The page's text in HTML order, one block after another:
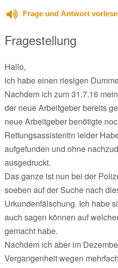
Frage und Antwort
Fragestellung
Hallo,
ich habe einen riesigen
Nachdem ich zum 31.7.16
der neue Arbeitgeber bereits
neue Arbeitgeber benötigte
Rettungsassistentin leider
aufgefunden und ohne
ausgedruckt.
Das ganze ist nun bei der
soeben auf der Suche nach
Urkundenfälschung. Ich habe
auch sagen können auf
gemacht habe.
Nachdem ich aber im
Vergangenheit wegen